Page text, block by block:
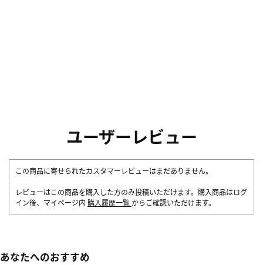
ユーザーレビュー
この商品に寄せられたカスタマーレビューはまだありません。
レビューはこの商品を購入した方のみ投稿いただけます。購入商品はログ
イン後、マイページ内 購入履歴一覧 からご確認いただけます。
あなたへのおすすめ